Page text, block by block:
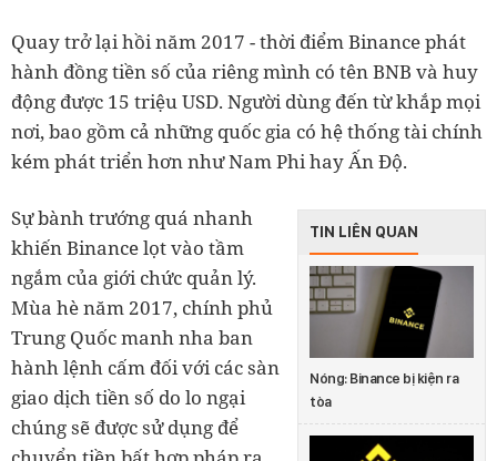
Quay trở lại hồi năm 2017 - thời điểm Binance phát
hành đồng tiền số của riêng mình có tên BNB và huy
động được 15 triệu USD. Người dùng đến từ khắp mọi
nơi, bao gồm cả những quốc gia có hệ thống tài chính
kém phát triển hơn như Nam Phi hay Ấn Độ.
TIN LIÊN QUAN
Nóng: Binance bị kiện ra
tòa
Sự bành trướng quá nhanh
khiến Binance lọt vào tầm
ngắm của giới chức quản lý.
Mùa hè năm 2017, chính phủ
Trung Quốc manh nha ban
hành lệnh cấm đối với các sàn
giao dịch tiền số do lo ngại
chúng sẽ được sử dụng để